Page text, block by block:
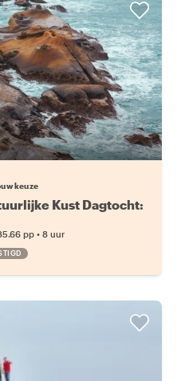
keuze
Kust Dagtocht:
pp • 8 uur